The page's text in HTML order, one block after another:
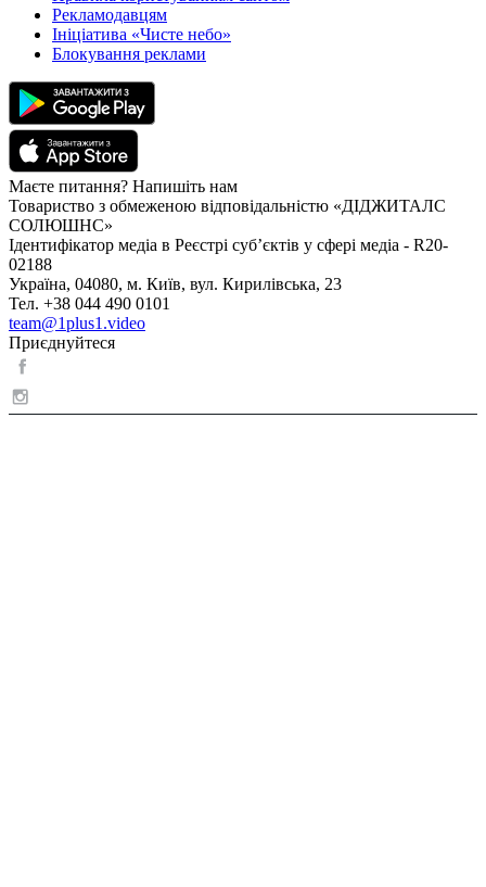
Рекламодавцям
Ініціатива «Чисте небо»
Блокування реклами
Маєте питання? Напишіть нам
Товариство з обмеженою відповідальністю «ДІДЖИТАЛС
СОЛЮШНС»
Ідентифікатор медіа в Реєстрі суб’єктів у сфері медіа - R20-
02188
Україна, 04080, м. Київ, вул. Кирилівська, 23
Тел. +38 044 490 0101
team@1plus1.video
Приєднуйтеся